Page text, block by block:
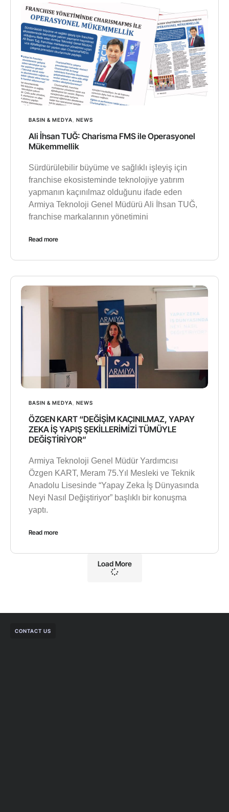
BASIN & MEDYA NEWS
Ali İhsan TUĞ: Charisma FMS ile Operasyonel
Mükemmellik
Sürdürülebilir büyüme ve sağlıklı işleyiş için
franchise ekosisteminde teknolojiye yatırım
yapmanın kaçınılmaz olduğunu ifade eden
Armiya Teknoloji Genel Müdürü Ali İhsan TUĞ,
franchise markalarının yönetimini
Read more
BASIN & MEDYA NEWS
ÖZGEN KART “DEĞİŞİM KAÇINILMAZ, YAPAY
ZEKA İŞ YAPIŞ ŞEKİLLERİMİZİ TÜMÜYLE
DEĞİŞTİRİYOR”
Armiya Teknoloji Genel Müdür Yardımcısı
Özgen KART, Meram 75.Yıl Mesleki ve Teknik
Anadolu Lisesinde “Yapay Zeka İş Dünyasında
Neyi Nasıl Değiştiriyor” başlıklı bir konuşma
yaptı.
Read more
Load More
CONTACT US